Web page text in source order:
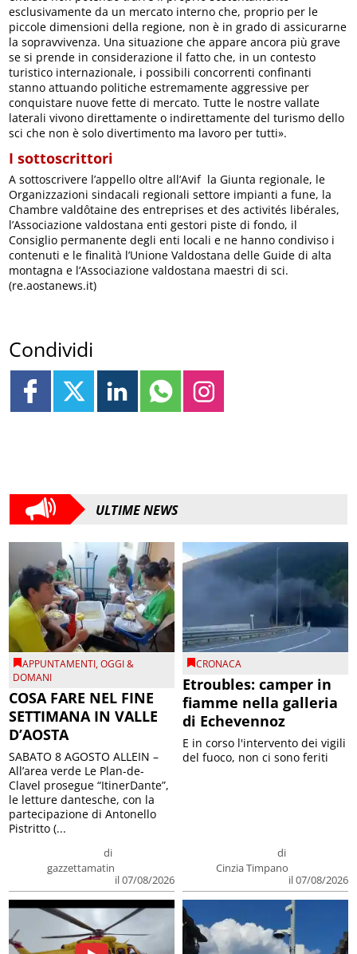
esclusivamente da un mercato interno che, proprio per le
piccole dimensioni della regione, non è in grado di assicurarne
la sopravvivenza. Una situazione che appare ancora più grave
se si prende in considerazione il fatto che, in un contesto
turistico internazionale, i possibili concorrenti confinanti
stanno attuando politiche estremamente aggressive per
conquistare nuove fette di mercato. Tutte le nostre vallate
laterali vivono direttamente o indirettamente del turismo dello
sci che non è solo divertimento ma lavoro per tutti».
I sottoscrittori
A sottoscrivere l’appello oltre all’Avif la Giunta regionale, le
Organizzazioni sindacali regionali settore impianti a fune, la
Chambre valdôtaine des entreprises et des activités libérales,
l’Associazione valdostana enti gestori piste di fondo, il
Consiglio permanente degli enti locali e ne hanno condiviso i
contenuti e le finalità l’Unione Valdostana delle Guide di alta
montagna e l’Associazione valdostana maestri di sci.
(re.aostanews.it)
Condividi
ULTIME NEWS
APPUNTAMENTI,OGGI &
DOMANI
COSA FARE NEL FINE
SETTIMANA IN VALLE
D’AOSTA
di
gazzettamatin
il 07/08/2026
SABATO 8 AGOSTO ALLEIN –
All’area verde Le Plan-de-
Clavel prosegue “ItinerDante”,
le letture dantesche, con la
partecipazione di Antonello
Pistritto (...
CRONACA
Etroubles: camper in
fiamme nella galleria
di Echevennoz
di
Cinzia Timpano
il 07/08/2026
E in corso l'intervento dei vigili
del fuoco, non ci sono feriti